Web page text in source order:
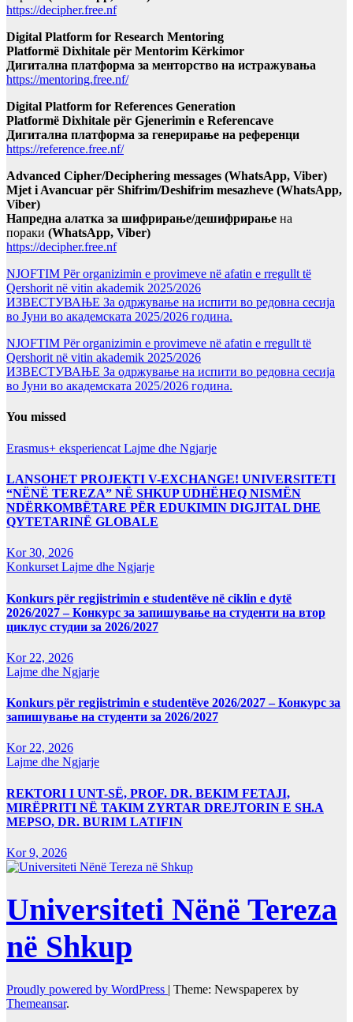
https://decipher.free.nf
Digital Platform for Research Mentoring
Platformë Dixhitale për Mentorim Kërkimor
Дигитална платформа за менторство на истражувања
https://mentoring.free.nf/
Digital Platform for References Generation
Platformë Dixhitale për Gjenerimin e Referencave
Дигитална платформа за генерирање на референци
https://reference.free.nf/
Advanced Cipher/Deciphering messages (WhatsApp, Viber)
Mjet i Avancuar për Shifrim/Deshifrim mesazheve (WhatsApp,
Viber)
Напредна алатка за шифрирање/дешифрирање на
пораки (WhatsApp, Viber)
https://decipher.free.nf
NJOFTIM Për organizimin e provimeve në afatin e rregullt të
Qershorit në vitin akademik 2025/2026
ИЗВЕСТУВАЊЕ За одржување на испити во редовна сесија
во Јуни во академската 2025/2026 година.
NJOFTIM Për organizimin e provimeve në afatin e rregullt të
Qershorit në vitin akademik 2025/2026
ИЗВЕСТУВАЊЕ За одржување на испити во редовна сесија
во Јуни во академската 2025/2026 година.
You missed
Erasmus+ eksperiencat Lajme dhe Ngjarje
LANSOHET PROJEKTI V-EXCHANGE! UNIVERSITETI
“NËNË TEREZA” NË SHKUP UDHËHEQ NISMËN
NDËRKOMBËTARE PËR EDUKIMIN DIGJITAL DHE
QYTETARINË GLOBALE
Kor 30, 2026
Konkurset Lajme dhe Ngjarje
Konkurs për regjistrimin e studentëve në ciklin e dytë
2026/2027 – Конкурс за запишување на студенти на втор
циклус студии за 2026/2027
Kor 22, 2026
Lajme dhe Ngjarje
Konkurs për regjistrimin e studentëve 2026/2027 – Конкурс за
запишување на студенти за 2026/2027
Kor 22, 2026
Lajme dhe Ngjarje
REKTORI I UNT-SË, PROF. DR. BEKIM FETAJI,
MIRËPRITI NË TAKIM ZYRTAR DREJTORIN E SH.A
MEPSO, DR. BURIM LATIFIN
Kor 9, 2026
Universiteti Nënë Tereza
në Shkup
Proudly powered by WordPress | Theme: Newspaperex by
Themeansar.